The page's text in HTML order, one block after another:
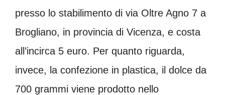
presso lo stabilimento di via Oltre Agno 7 a
Brogliano, in provincia di Vicenza, e costa
all’incirca 5 euro. Per quanto riguarda,
invece, la confezione in plastica, il dolce da
700 grammi viene prodotto nello